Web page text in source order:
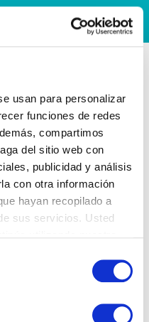
usan para personalizar
funciones de redes
compartimos
del sitio web con
publicidad y análisis
con otra información
hayan recopilado a
sus servicios. Usted